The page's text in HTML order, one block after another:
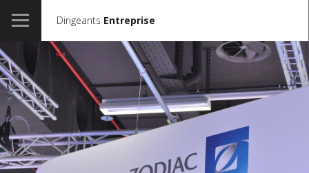
Dirigeants Entreprise